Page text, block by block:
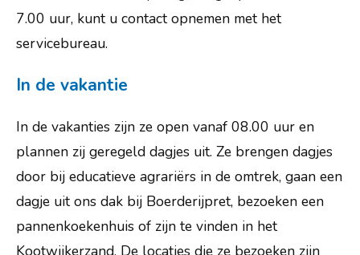
info@obs-delijster.nl
7.00 uur, kunt u contact opnemen met het
servicebureau.
In de vakantie
In de vakanties zijn ze open vanaf 08.00 uur en
plannen zij geregeld dagjes uit. Ze brengen dagjes
door bij educatieve agrariërs in de omtrek, gaan een
dagje uit ons dak bij Boerderijpret, bezoeken een
pannenkoekenhuis of zijn te vinden in het
Kootwijkerzand. De locaties die ze bezoeken zijn